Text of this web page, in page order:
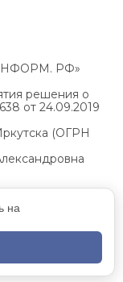
РФ»
решения о
от 24.09.2019
(ОГРН
на